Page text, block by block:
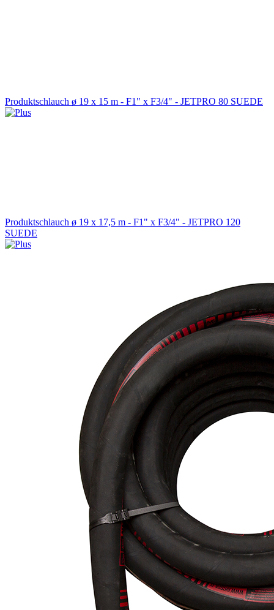
Produktschlauch ø 19 x 15 m - F1" x F3/4" - JETPRO 80 SUEDE
Produktschlauch ø 19 x 17,5 m - F1" x F3/4" - JETPRO 120
SUEDE